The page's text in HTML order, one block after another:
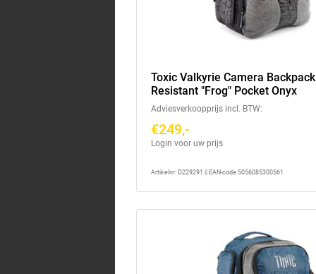
Toxic Valkyrie Camera
Resistant "Frog" Pocket Onyx
Adviesverkoopprijs incl. BTW:
€249,-
Login voor uw prijs
Artikelnr: D229291 || EAN-code 5056085300561